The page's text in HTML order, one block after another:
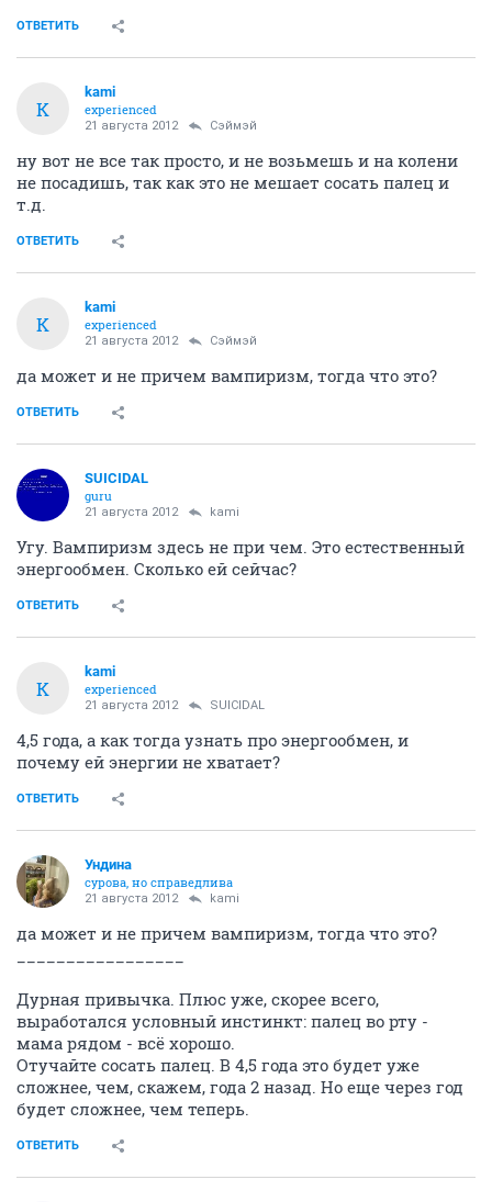
ОТВЕТИТЬ
K
kami
experienced
21 августа 2012 Сэймэй
ну вот не все так просто, и не возьмешь и на колени
не посадишь, так как это не мешает сосать палец и
т.д.
ОТВЕТИТЬ
K
kami
experienced
21 августа 2012 Сэймэй
да может и не причем вампиризм, тогда что это?
ОТВЕТИТЬ
SUICIDAL
guru
21 августа 2012 kami
Угу. Вампиризм здесь не при чем. Это естественный
энергообмен. Сколько ей сейчас?
ОТВЕТИТЬ
K
kami
experienced
21 августа 2012 SUICIDAL
4,5 года, а как тогда узнать про энергообмен, и
почему ей энергии не хватает?
ОТВЕТИТЬ
Ундинa
сурова, но справедлива
21 августа 2012 kami
да может и не причем вампиризм, тогда что это?
Дурная привычка. Плюс уже, скорее всего,
выработался условный инстинкт: палец во рту -
мама рядом - всё хорошо.
Отучайте сосать палец. В 4,5 года это будет уже
сложнее, чем, скажем, года 2 назад. Но еще через год
будет сложнее, чем теперь.
ОТВЕТИТЬ